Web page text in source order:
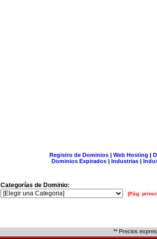
Registro de Dominios| Web Hosting |
Dominios Expirados | Industrias |
Categorías de Dominio:
[Pág.
** Precios